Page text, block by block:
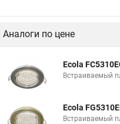
Аналоги по цене
Ecola
Встраиваемый
Ecola
Встраиваемый